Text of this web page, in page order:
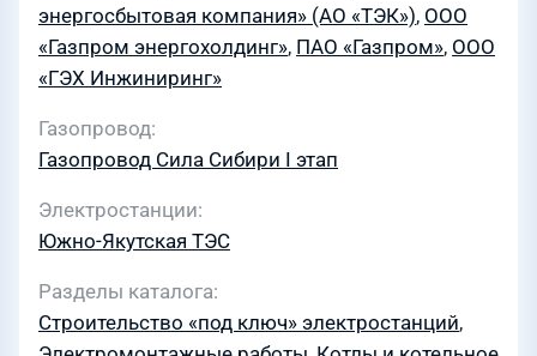
энергосбытовая компания» (АО «ТЭК»), ООО
«Газпром энергохолдинг», ПАО «Газпром», ООО
«ГЭХ Инжиниринг»
Газопровод
Газопровод Сила Сибири I этап
Электростанции
Южно-Якутская ТЭС
Разделы каталога
Строительство «под ключ» электростанций,